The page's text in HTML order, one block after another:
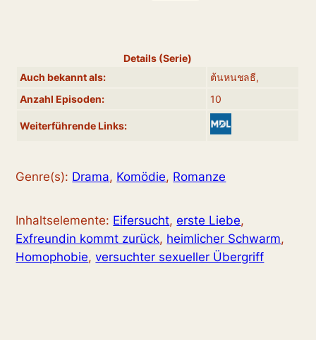
Details (Serie)
Auch bekannt als:
ต้นหนชลธี,
Anzahl Episoden:
10
Weiterführende Links:
Genre(s): Drama, Komödie, Romanze
Inhaltselemente: Eifersucht,erste Liebe,
Exfreundin kommt zurück, heimlicher Schwarm,
Homophobie,versuchter sexueller Übergriff